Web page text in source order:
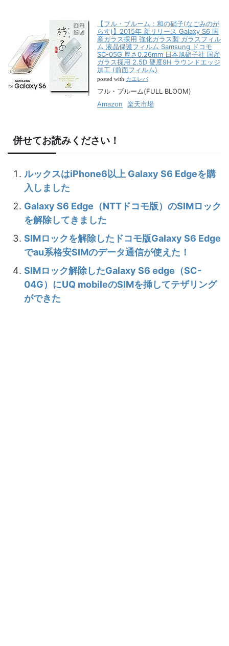
【フル・ブルーム：和の硝子(なごみのが
らす)】2015年 新リリース Galaxy S6 国
産ガラス採用 強化ガラス製 ガラスフィル
ム 液晶保護フィルム Samsung ドコモ
SC-05G 厚さ0.26mm 日本旭硝子社 国産
ガラス採用 2.5D 硬度9H ラウンドエッジ
加工 (前面フィルム)
posted with カエレバ
フル・ブルーム(FULL BLOOM)
Amazon
楽天市場
併せてお読みください！
ルックスはiPhone6以上 Galaxy S6 Edgeを購
入しました
Galaxy S6 Edge（NTTドコモ版）のSIMロック
を解除してきました
SIMロックを解除したドコモ版Galaxy S6 Edge
でau系格安SIMのデータ通信が使えた！
SIMロック解除したGalaxy S6 edge（SC-
04G）にUQ mobileのSIMを挿してテザリング
ができた